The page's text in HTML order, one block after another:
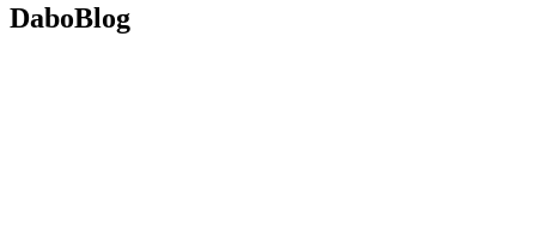
DaboBlog